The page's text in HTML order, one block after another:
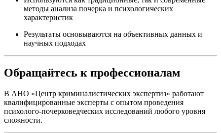
методы анализа почерка и психологических
характеристик
Результаты основываются на объективных данных и
научных подходах
Обращайтесь к профессионалам
В АНО «Центр криминалистических экспертиз» работают
квалифицированные эксперты с опытом проведения
психолого-почерковедческих исследований любого уровня
сложности.